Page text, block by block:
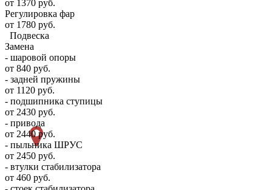
от 1370 руб.
Регулировка фар
от 1780 руб.
Подвеска
Замена
- шаровой опоры
от 840 руб.
- задней пружины
от 1120 руб.
- подшипника ступицы
от 2430 руб.
- привода
от 2440 руб.
- пыльника ШРУС
от 2450 руб.
- втулки стабилизатора
от 460 руб.